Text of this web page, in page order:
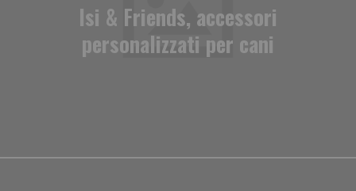
Isi & Friends, accessori
personalizzati per cani